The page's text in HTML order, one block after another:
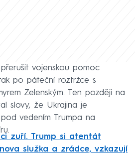
vojenskou pomoc
po páteční roztržce s
Zelenským. Ten později na
slovy, že Ukrajina je
vedením Trumpa na
zuří. Trump si atentát
služka a zrádce, vzkazují